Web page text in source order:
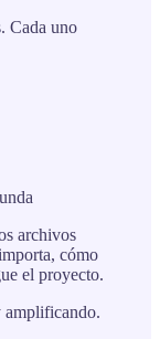
Cada uno
archivos
cómo
el proyecto.
amplificando.